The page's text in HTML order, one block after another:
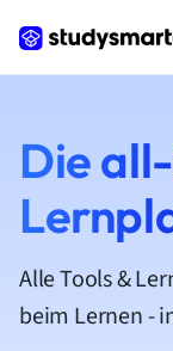
Die
Alle Tools &
beim Lernen -